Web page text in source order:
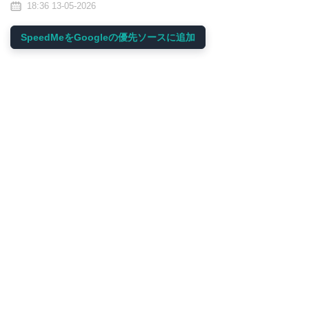
18:36 13-05-2026
SpeedMeをGoogleの優先ソースに追加